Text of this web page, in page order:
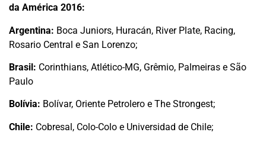
da América 2016:
Argentina: Boca Juniors, Huracán, River Plate, Racing,
Rosario Central e San Lorenzo;
Brasil: Corinthians, Atlético-MG, Grêmio, Palmeiras e São
Paulo
Bolívia: Bolívar, Oriente Petrolero e The Strongest;
Chile: Cobresal, Colo-Colo e Universidad de Chile;